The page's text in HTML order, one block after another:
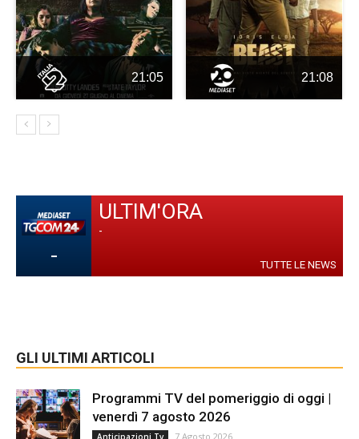
21:05 21:08
-
ULTIM'ORA
-
TUTTE LE NEWS
GLI ULTIMI ARTICOLI
Programmi TV del pomeriggio di oggi |
venerdì 7 agosto 2026
Anticipazioni Tv 7 Agosto 2026